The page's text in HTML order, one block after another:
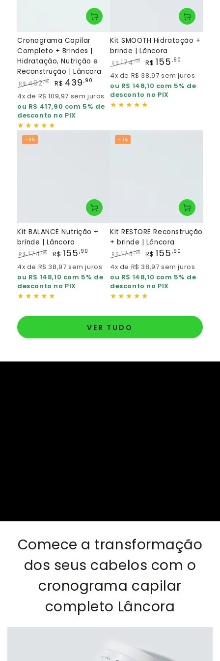
Cronograma Capilar
Completo + Brindes |
Hidratação, Nutrição e
Reconstrução | Lâncora
Preço
regular
R$ 492,90
Preço
de
venda
R$ 439 ,90
4x de R$ 109,97 sem juros
ou R$ 417,90 com 5% de
desconto no PIX
Kit SMOOTH Hidratação +
brinde | Lâncora
Preço
regular
R$ 174,90
Preço
de
venda
R$ 155 ,90
4x de R$ 38,97 sem juros
ou R$ 148,10 com 5% de
desconto no PIX
Kit BALANCE Nutrição +
brinde | Lâncora
Preço
regular
R$ 174,90
Preço
de
venda
R$ 155 ,90
4x de R$ 38,97 sem juros
ou R$ 148,10 com 5% de
desconto no PIX
–11%
Kit RESTORE Reconstrução
+ brinde | Lâncora
Preço
regular
R$ 174,90
Preço
de
venda
R$ 155 ,90
4x de R$ 38,97 sem juros
ou R$ 148,10 com 5% de
desconto no PIX
–11%
VER TUDO
Comece a transformação
dos seus cabelos com o
cronograma capilar
completo Lâncora